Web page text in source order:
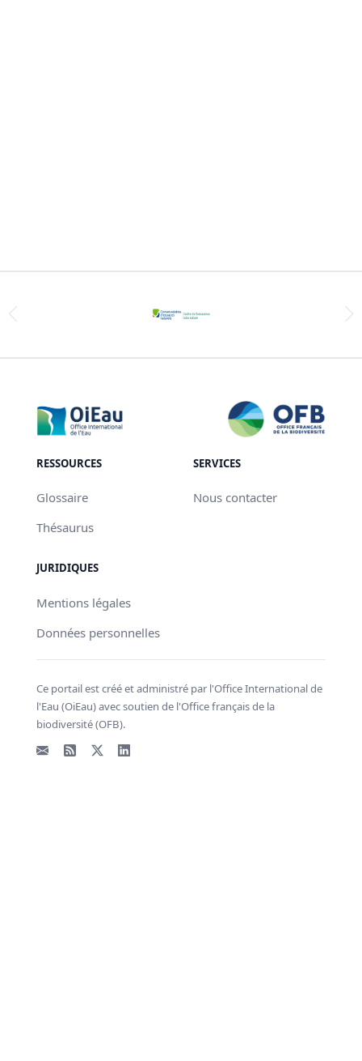
RESSOURCES
Glossaire
Thésaurus
SERVICES
Nous contacter
JURIDIQUES
Mentions légales
Données personnelles
Ce portail est créé et administré par l'Office International de
l'Eau (OiEau) avec soutien de l'Office français de la
biodiversité (OFB).